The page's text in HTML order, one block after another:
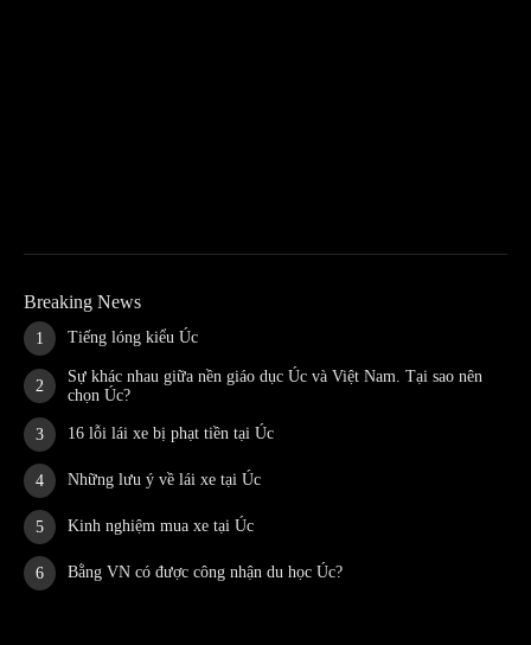
Breaking News
Tiếng lóng kiểu Úc
Sự khác nhau giữa nền giáo dục Úc và Việt Nam. Tại sao nên
chọn Úc?
16 lỗi lái xe bị phạt tiền tại Úc
Những lưu ý về lái xe tại Úc
Kinh nghiệm mua xe tại Úc
Bằng VN có được công nhận du học Úc?